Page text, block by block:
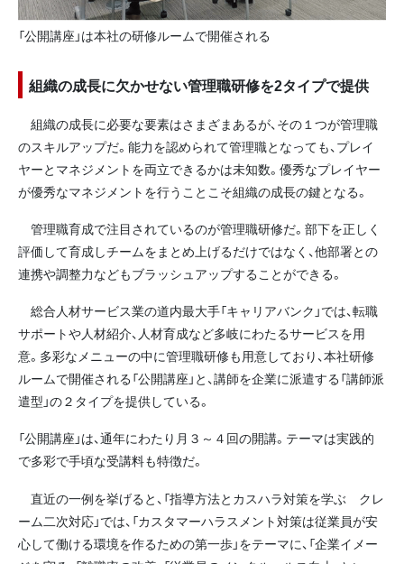
「公開講座」は本社の研修ルームで開催される
組織の成長に欠かせない管理職研修を2タイプで提供
組織の成長に必要な要素はさまざまあるが、その１つが管理職
のスキルアップだ。能力を認められて管理職となっても、プレイ
ヤーとマネジメントを両立できるかは未知数。優秀なプレイヤー
が優秀なマネジメントを行うことこそ組織の成長の鍵となる。
管理職育成で注目されているのが管理職研修だ。部下を正しく
評価して育成しチームをまとめ上げるだけではなく、他部署との
連携や調整力などもブラッシュアップすることができる。
総合人材サービス業の道内最大手「キャリアバンク」では、転職
サポートや人材紹介、人材育成など多岐にわたるサービスを用
意。多彩なメニューの中に管理職研修も用意しており、本社研修
ルームで開催される「公開講座」と、講師を企業に派遣する「講師派
遣型」の２タイプを提供している。
「公開講座」は、通年にわたり月３～４回の開講。テーマは実践的
で多彩で手頃な受講料も特徴だ。
直近の一例を挙げると、「指導方法とカスハラ対策を学ぶ クレ
ーム二次対応」では、「カスタマーハラスメント対策は従業員が安
心して働ける環境を作るための第一歩」をテーマに、「企業イメー